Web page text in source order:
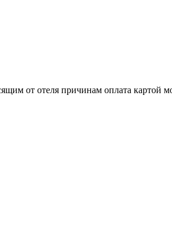
от отеля причинам оплата картой